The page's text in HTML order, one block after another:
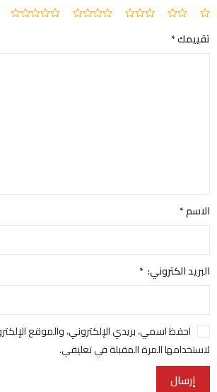
تقييمك*
الاسم*
البريد الكتروني: *
احفظ اسمي، بريدي الإلكتروني، والموقع
لاستخدامها المرة المقبلة في تعليقي.